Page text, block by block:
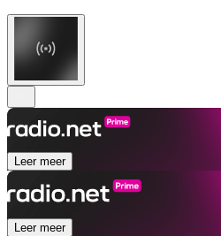
Leer meer
Leer meer